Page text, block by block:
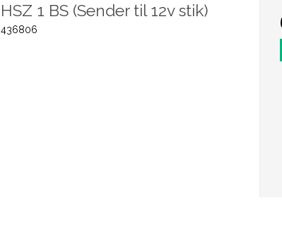
HSZ 1 BS (Sender til 12v stik)
436806